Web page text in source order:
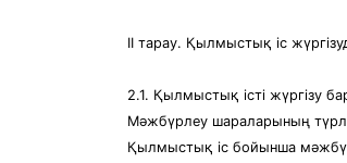
II тарау. Қылмыстық іс
2.1. Қылмыстық істі жүргізу
Мәжбүрлеу шараларының
Қылмыстық іс бойынша